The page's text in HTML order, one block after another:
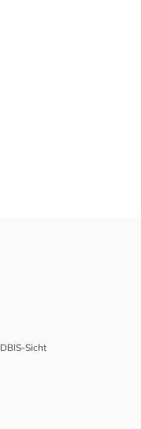
DBIS-Sicht